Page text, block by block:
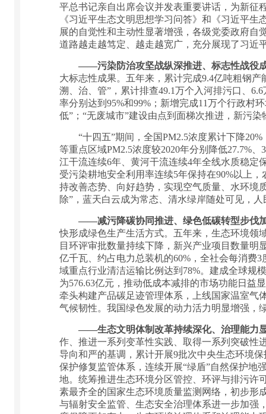
平总书记亲自出席会议并发表重要讲话，为新征
《习近平生态文明思想学习问答》和《习近平
展的自觉性和主动性显著增强，各级党委政府自
道路越走越笃定、越走越宽广，充分展现了习近
——污染防治攻坚战纵深推进、标志性战役
大标志性成果。五年来，累计完成9.4亿吨粗钢
溯、治、管”，累计排查49.1万个入河排污口、
率分别达到95%和99%；新增完成11万个行政村
低”；“无废城市”建设由点到面梯次推进，新污
“十四五”期间，全国PM2.5浓度累计下降20%
等重点区域PM2.5浓度较2020年分别降低27.7%
江干流连续6年、黄河干流连续4年全线水质稳定
受污染耕地安全利用率连续5年保持在90%以上
持改善态势、向好趋势，实现空气质量、水环境
除”，蓝天白云成为常态、清水绿岸随处可见，
——减污降碳协同推进、绿色低碳转型步伐
快形成绿色生产生活方式。五年来，生态环境领
目环评审批数量持续下降，新兴产业项目数量
亿千瓦、约占电力总装机的60%，全社会每消费
域重点行业清洁运输比例达到78%。建成全球规
为576.63亿元，推动低成本减排的市场功能日益
牵头构建产品碳足迹管理体系，上线国家温室气
气候韧性。我国绿色发展的动力活力明显增强，
——生态文明体制改革持续深化、治理能力
作、推进一系列变革性实践、取得一系列突破性
导向和严的基调，累计开展9批次中央生态环境
保护修复监管体系，连续开展“绿盾”自然保护地
地。统筹推进生态环境分区管控、环评与排污许
素最齐全的国家生态环境质量监测网络，初步形
与辐射安全监管、生态安全治理体系进一步加强